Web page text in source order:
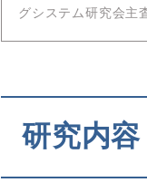
グシステム研究会主
研究内